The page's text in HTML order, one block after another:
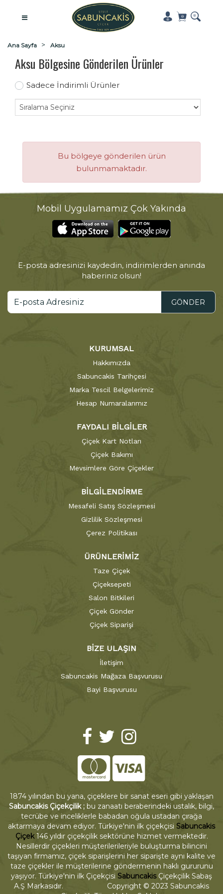
Ana Sayfa Aksu
Aksu Bölgesine Gönderilen Ürünler
Sadece İndirimli Ürünler
Bu bölgeye gönderilen ürün
bulunmamaktadır.
Mobil Uygulamamız Çok Yakında
E-posta adresinizi kaydedin, indirimlerden anında
haberiniz olsun!
GÖNDER
KURUMSAL
Hakkımızda
Sabuncakis Tarihçesi
Marka Tescil Belgelerimiz
Hesap Numaralarımız
FAYDALI BİLGİLER
Çiçek Kart Notları
Çiçek Bakımı
Mevsimlere Göre Çiçekler
BİLGİLENDİRME
Mesafeli Satış Sözleşmesi
Gizlilik Sözleşmesi
Çerez Politikası
ÜRÜNLERİMİZ
Taze Çiçek
Çiçeksepeti
Salon Bitkileri
Çiçek Gönder
Çiçek Siparişi
BİZE ULAŞIN
İletişim
Sabuncakis Mağaza Başvurusu
Bayi Başvurusu
1874 yılından bu yana, çiçeklere bir sanat eseri gibi yaklaşan
Sabuncakis Çiçekçilik ; bu zanaatı beraberindeki ustalık, bilgi,
tecrübe ve inceliklerle babadan oğula ustadan çırağa
aktarmaya devam ediyor. Türkiye'nin ilk çiçekçisi Sabuncakis
Çiçek146 yıldır çiçekçilik sektörüne hizmet vermektedir.
Nesillerdir çiçekleri müşterilerileriyle buluşturma bilincini
taşıyan firmamız, çiçek siparişlerini her siparişte aynı kalite ve
taze çiçekler ile müşterilerine göndermenin haklı gururunu
yaşıyor. Türkiye'nin ilk Çiçekçisi SabuncakisÇiçekçilik Sabaş
A.Ş Markasıdır. Copyright © 2023 Sabuncakis